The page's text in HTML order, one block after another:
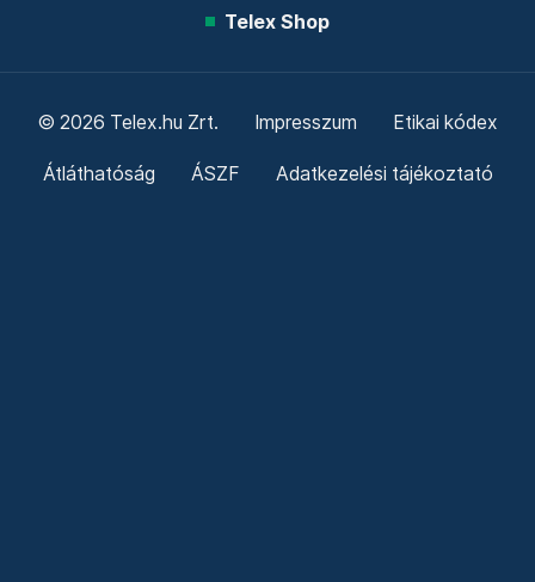
Telex Shop
© 2026 Telex.hu Zrt. Impresszum Etikai kódex
Átláthatóság ÁSZF Adatkezelési tájékoztató